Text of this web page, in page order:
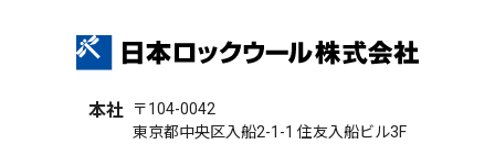
本社
〒104-0042
東京都中央区入船2-1-1 住友入船ビル3F